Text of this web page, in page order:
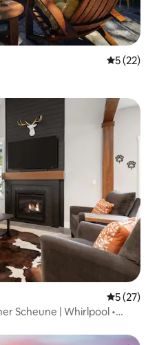
5 (22)
5 (27)
Scheune | Whirlpool •